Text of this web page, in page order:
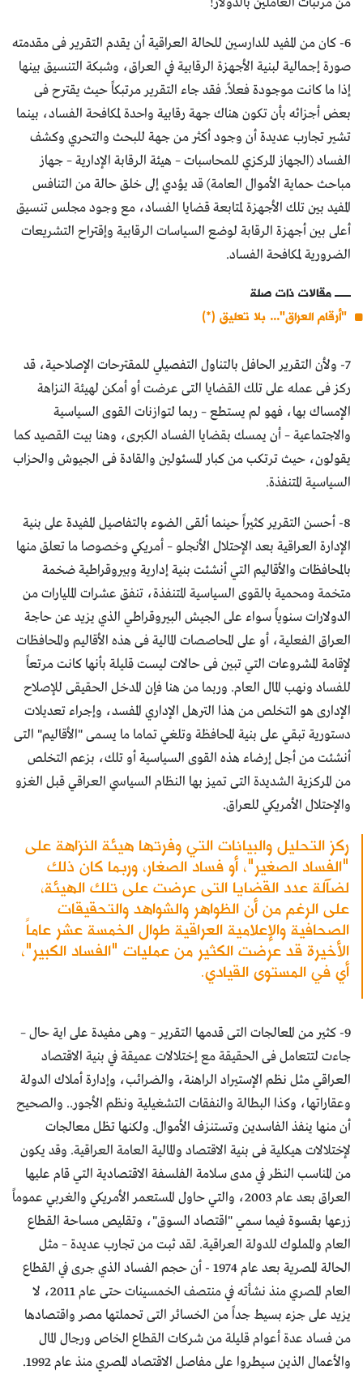
6- كان من المفيد للدارسين للحالة العراقية أن يقدم التقرير فى مقدمته
صورة إجمالية لبنية الأجهزة الرقابية في العراق، وشبكة التنسيق بينها
إذا ما كانت موجودة فعلاً. فقد جاء التقرير مرتبكاً حيث يقترح فى
بعض أجزائه بأن تكون هناك جهة رقابية واحدة لمكافحة الفساد، بينما
تشير تجارب عديدة أن وجود أكثر من جهة للبحث والتحري وكشف
الفساد (الجهاز المركزي للمحاسبات – هيئة الرقابة الإدارية – جهاز
مباحث حماية الأموال العامة) قد يؤدي إلى خلق حالة من التنافس
المفيد بين تلك الأجهزة لمتابعة قضايا الفساد، مع وجود مجلس تنسيق
أعلى بين أجهزة الرقابة لوضع السياسات الرقابية وإقتراح التشريعات
الضرورية لمكافحة الفساد.
مقالات ذات صلة
"أرقام العراق"... بلا تعليق (*)
7- ولأن التقرير الحافل بالتناول التفصيلي للمقترحات الإصلاحية، قد
ركز فى عمله على تلك القضايا التى عرضت أو أمكن لهيئة النزاهة
الإمساك بها، فهو لم يستطع – ربما لتوازنات القوى السياسية
والاجتماعية – أن يمسك بقضايا الفساد الكبرى، وهنا بيت القصيد كما
يقولون، حيث ترتكب من كبار المسئولين والقادة فى الجيوش والحزاب
السياسية المتنفذة.
8- أحسن التقرير كثيراً حينما ألقى الضوء بالتفاصيل المفيدة على بنية
الإدارة العراقية بعد الإحتلال الأنجلو – أمريكي وخصوصا ما تعلق منها
بالمحافظات والأقاليم التي أنشئت بنية إدارية وبيروقراطية ضخمة
متخمة ومحمية بالقوى السياسية المتنفذة، تنفق عشرات المليارات من
الدولارات سنوياً سواء على الجيش البيروقراطي الذي يزيد عن حاجة
العراق الفعلية، أو على المحاصصات المالية فى هذه الأقاليم والمحافظات
لإقامة المشروعات التي تبين فى حالات ليست قليلة بأنها كانت مرتعاً
للفساد ونهب المال العام. وربما من هنا فإن المدخل الحقيقى للإصلاح
الإدارى هو التخلص من هذا الترهل الإداري المفسد، وإجراء تعديلات
دستورية تبقي على بنية المحافظة وتلغي تماما ما يسمى "الأقاليم" التى
أنشئت من أجل إرضاء هذه القوى السياسية أو تلك، بزعم التخلص
من المركزية الشديدة التى تميز بها النظام السياسي العراقي قبل الغزو
والإحتلال الأمريكي للعراق.
ركز التحليل والبيانات التي وفرتها هيئة النزاهة على
"الفساد الصغير"، أو فساد الصغار، وربما كان ذلك
لضآلة عدد القضايا التى عرضت على تلك الهيئة،
على الرغم من أن الظواهر والشواهد والتحقيقات
الصحافية والإعلامية العراقية طوال الخمسة عشر عاماً
الأخيرة قد عرضت الكثير من عمليات "الفساد الكبير"،
أي في المستوى القيادي.
9- كثير من المعالجات التى قدمها التقرير – وهى مفيدة على اية حال –
جاءت لتتعامل فى الحقيقة مع إختلالات عميقة في بنية الاقتصاد
العراقي مثل نظم الإستيراد الراهنة، والضرائب، وإدارة أملاك الدولة
وعقاراتها، وكذا البطالة والنفقات التشغيلية ونظم الأجور.. والصحيح
أن منها ينفذ الفاسدين وتستنزف الأموال. ولكنها تظل معالجات
لإختلالات هيكلية فى بنية الاقتصاد والمالية العامة العراقية. وقد يكون
من المناسب النظر في مدى سلامة الفلسفة الاقتصادية التي قام عليها
العراق بعد عام 2003، والتي حاول المستعمر الأمريكي والغربي عموماً
زرعها بقسوة فيما سمي "اقتصاد السوق"، وتقليص مساحة القطاع
العام والمملوك للدولة العراقية. لقد ثبت من تجارب عديدة – مثل
الحالة المصرية بعد عام 1974 - أن حجم الفساد الذي جرى في القطاع
العام المصري منذ نشأته في منتصف الخمسينات حتى عام 2011، لا
يزيد على جزء بسيط جداً من الخسائر التى تحملتها مصر واقتصادها
من فساد عدة أعوام قليلة من شركات القطاع الخاص ورجال المال
والأعمال الذين سيطروا على مفاصل الاقتصاد المصري منذ عام 1992.